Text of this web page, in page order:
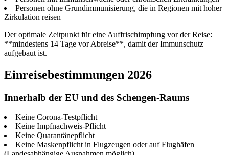
Personen ohne Grundimmunisierung, die in Regionen mit hoher
Zirkulation reisen
Der optimale Zeitpunkt für eine Auffrischimpfung vor der Reise:
**mindestens 14 Tage vor Abreise**, damit der Immunschutz
aufgebaut ist.
Einreisebestimmungen 2026
Innerhalb der EU und des Schengen-Raums
Keine Corona-Testpflicht
Keine Impfnachweis-Pflicht
Keine Quarantänepflicht
Keine Maskenpflicht in Flugzeugen oder auf Flughäfen